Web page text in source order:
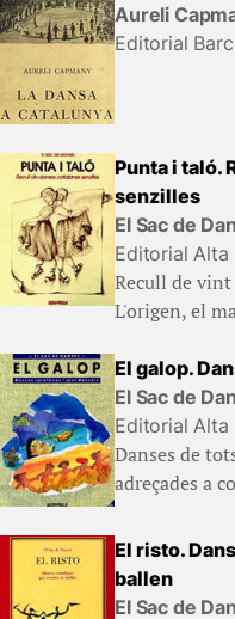
Aureli
Editorial
Punta i taló.
senzilles
El Sac de
Editorial Alta
Recull de vint
L'origen, el
El galop.
El Sac de
Editorial Alta
Danses de
adreçades a
El risto.
ballen
El Sac de